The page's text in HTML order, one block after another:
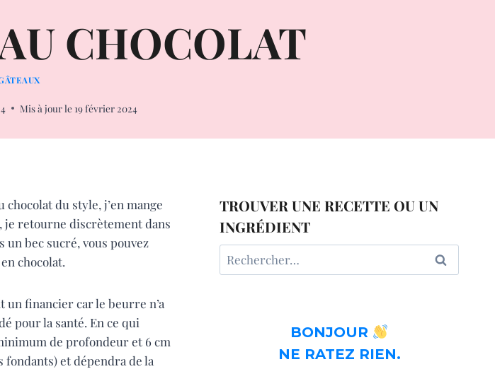
CHOCOLAT
Mis à jour le 19 février 2024
du style, j’en mange
je retourne discrètement dans
bec sucré, vous pouvez
chocolat.
un financier car le beurre n’a
pour la santé. En ce qui
de profondeur et 6 cm
et dépendra de la
TROUVER UNE RECETTE OU UN
INGRÉDIENT
Rechercher :
BONJOUR
NE RATEZ RIEN.